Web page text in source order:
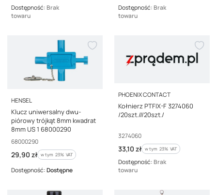
Dostępność: Brak
towaru
Dostępność: Brak
towaru
PRODUCENT
HENSEL
Klucz uniwersalny dwu-
piórowy trójkąt 8mm kwadrat
8mm US 1 68000290
Kod producenta
68000290
Cena brutto
29,90 zł w tym %s VAT
w tym 23% VAT
Dostępność:Dostępne
PRODUCENT
PHOENIX CONTACT
Kołnierz PTFIX-F 3274060
/20szt.///20szt./
Kod producenta
3274060
Cena brutto
33,10 zł w tym %s VAT
w tym 23% VAT
Dostępność: Brak
towaru